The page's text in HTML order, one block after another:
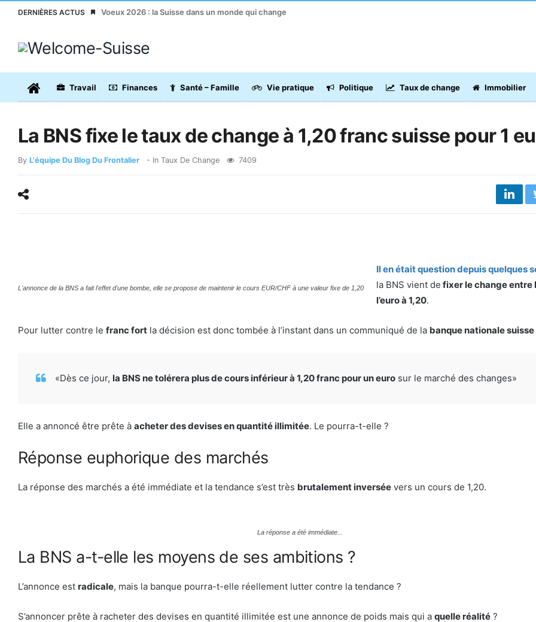
DERNIÈRES ACTUS Voeux 2026 : la Suisse dans un monde qui change
Travail Finances Santé – Famille Vie pratique Politique Taux de change Immobilier
La BNS fixe le taux de change à 1,20 franc suisse pour 1
By L'équipe Du Blog Du Frontalier - In Taux De Change 7409
L'annonce de la BNS a fait l'effet d'une bombe, elle se propose de maintenir le cours EUR/CHF à une valeur fixe de 1,20
Il en était question depuis quelques
la BNS vient de fixer le change entre
l’euro à 1,20.
Pour lutter contre le franc fort la décision est donc tombée à l’instant dans un communiqué de la banque nationale suisse
«Dès ce jour, la BNS ne tolérera plus de cours inférieur à 1,20 franc pour un euro sur le marché des changes»
Elle a annoncé être prête à acheter des devises en quantité illimitée. Le pourra-t-elle ?
Réponse euphorique des marchés
La réponse des marchés a été immédiate et la tendance s’est très brutalement inversée vers un cours de 1,20.
La réponse a été immédiate...
La BNS a-t-elle les moyens de ses ambitions ?
L’annonce est radicale, mais la banque pourra-t-elle réellement lutter contre la tendance ?
S’annoncer prête à racheter des devises en quantité illimitée est une annonce de poids mais qui a quelle réalité ?